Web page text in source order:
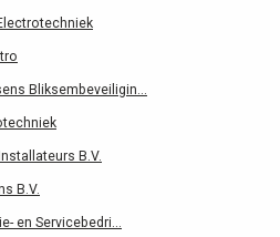
Bliksembeveiligin...
B.V.
B.V.
en Servicebedri...